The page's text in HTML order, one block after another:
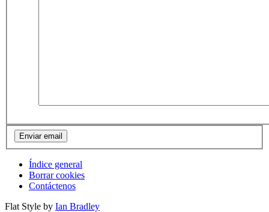
Índice general
Borrar cookies
Contáctenos
Flat Style by Ian Bradley